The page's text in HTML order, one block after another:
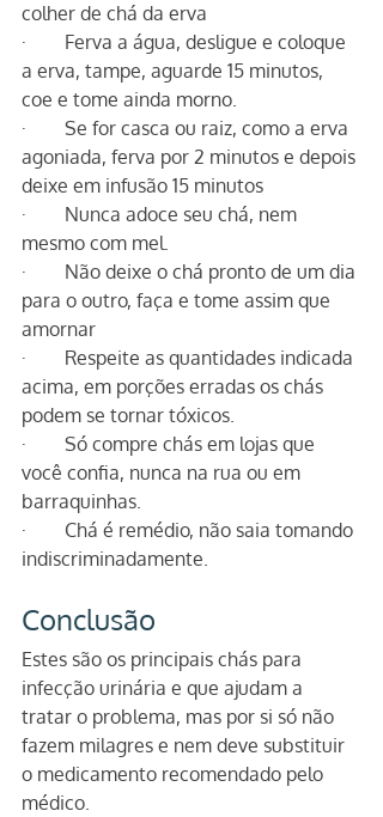
colher de chá da erva
·        Ferva a água, desligue e coloque
a erva, tampe, aguarde 15 minutos,
coe e tome ainda morno.
·        Se for casca ou raiz, como a erva
agoniada, ferva por 2 minutos e depois
deixe em infusão 15 minutos
·        Nunca adoce seu chá, nem
mesmo com mel.
·        Não deixe o chá pronto de um dia
para o outro, faça e tome assim que
amornar
·        Respeite as quantidades indicada
acima, em porções erradas os chás
podem se tornar tóxicos.
·        Só compre chás em lojas que
você confia, nunca na rua ou em
barraquinhas.
·        Chá é remédio, não saia tomando
indiscriminadamente.
Conclusão
Estes são os principais chás para
infecção urinária e que ajudam a
tratar o problema, mas por si só não
fazem milagres e nem deve substituir
o medicamento recomendado pelo
médico.